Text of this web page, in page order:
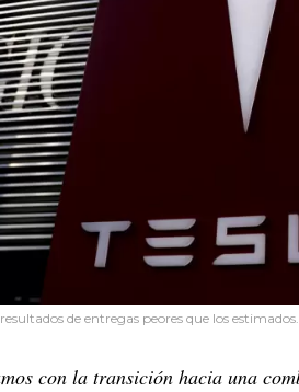
de entregas peores que los estimados.
con la transición hacia una